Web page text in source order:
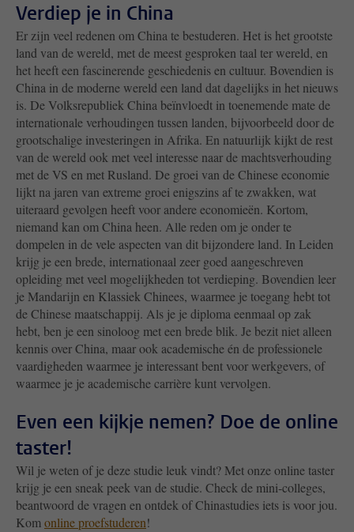
Verdiep je in China
Er zijn veel redenen om China te bestuderen. Het is het grootste
land van de wereld, met de meest gesproken taal ter wereld, en
het heeft een fascinerende geschiedenis en cultuur. Bovendien is
China in de moderne wereld een land dat dagelijks in het nieuws
is. De Volksrepubliek China beïnvloedt in toenemende mate de
internationale verhoudingen tussen landen, bijvoorbeeld door de
grootschalige investeringen in Afrika. En natuurlijk kijkt de rest
van de wereld ook met veel interesse naar de machtsverhouding
met de VS en met Rusland. De groei van de Chinese economie
lijkt na jaren van extreme groei enigszins af te zwakken, wat
uiteraard gevolgen heeft voor andere economieën. Kortom,
niemand kan om China heen. Alle reden om je onder te
dompelen in de vele aspecten van dit bijzondere land. In Leiden
krijg je een brede, internationaal zeer goed aangeschreven
opleiding met veel mogelijkheden tot verdieping. Bovendien leer
je Mandarijn en Klassiek Chinees, waarmee je toegang hebt tot
de Chinese maatschappij. Als je je diploma eenmaal op zak
hebt, ben je een sinoloog met een brede blik. Je bezit niet alleen
kennis over China, maar ook academische én de professionele
vaardigheden waarmee je interessant bent voor werkgevers, of
waarmee je je academische carrière kunt vervolgen.
Even een kijkje nemen? Doe de online
taster!
Wil je weten of je deze studie leuk vindt? Met onze online taster
krijg je een sneak peek van de studie. Check de mini-colleges,
beantwoord de vragen en ontdek ofChinastudies iets is voor jou.
Kom online proefstuderen!